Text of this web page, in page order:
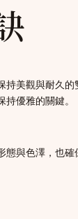
美觀與耐久
優雅的關鍵。
態與色澤，也